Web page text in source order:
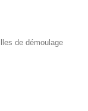
de démoulage